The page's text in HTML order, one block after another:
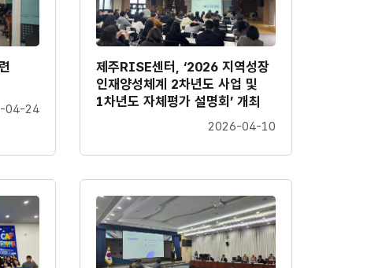
04-24
제주RISE센터, ‘2026 지역성장
인재양성체계 2차년도 사업 및
1차년도 자체평가 설명회’ 개최
2026-04-10